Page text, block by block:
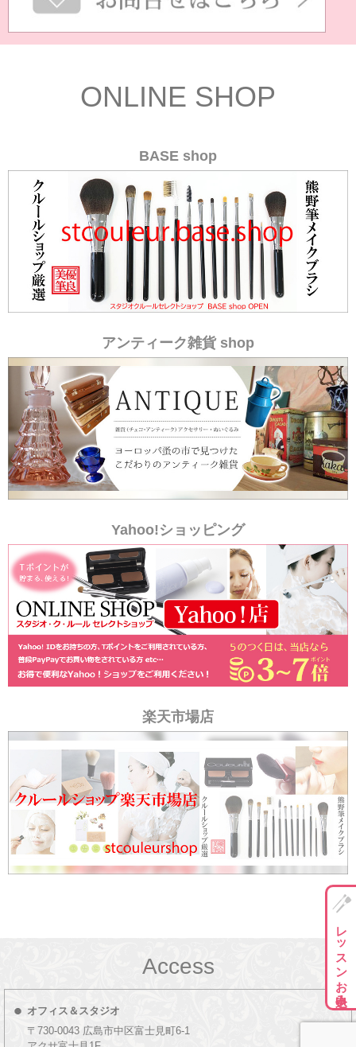
レッスンお申込み
ONLINE SHOP
BASE shop
アンティーク雑貨 shop
Yahoo!ショッピング
楽天市場店
Access
オフィス＆スタジオ
〒730-0043 広島市中区富士見町6-1